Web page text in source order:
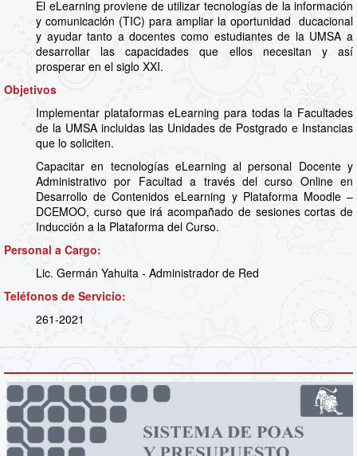
El eLearning proviene de utilizar tecnologías de la información
y comunicación (TIC) para ampliar la oportunidad ducacional
y ayudar tanto a docentes como estudiantes de la UMSA a
desarrollar las capacidades que ellos necesitan y así
prosperar en el siglo XXI.
Objetivos
Implementar plataformas eLearning para todas la Facultades
de la UMSA incluidas las Unidades de Postgrado e Instancias
que lo soliciten.
Capacitar en tecnologías eLearning al personal Docente y
Administrativo por Facultad a través del curso Online en
Desarrollo de Contenidos eLearning y Plataforma Moodle –
DCEMOO, curso que irá acompañado de sesiones cortas de
Inducción a la Plataforma del Curso.
Personal a Cargo:
Lic. Germán Yahuita - Administrador de Red
Teléfonos de Servicio:
261-2021